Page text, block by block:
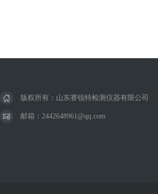
版权所有：山东赛锐特检测仪器有限公司
邮箱：2442648961@qq.com